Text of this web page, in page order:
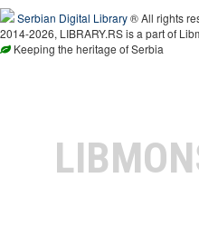
Serbian Digital Library® All rights
2014-2026, LIBRARY.RS is a part of
Keeping the heritage of Serbia